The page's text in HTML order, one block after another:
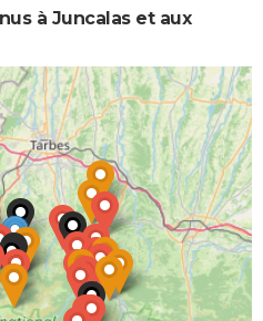
10/11/1982 5 j Oui
à Juncalas et aux